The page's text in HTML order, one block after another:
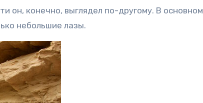
он, конечно, выглядел по-другому. В основном
небольшие лазы.